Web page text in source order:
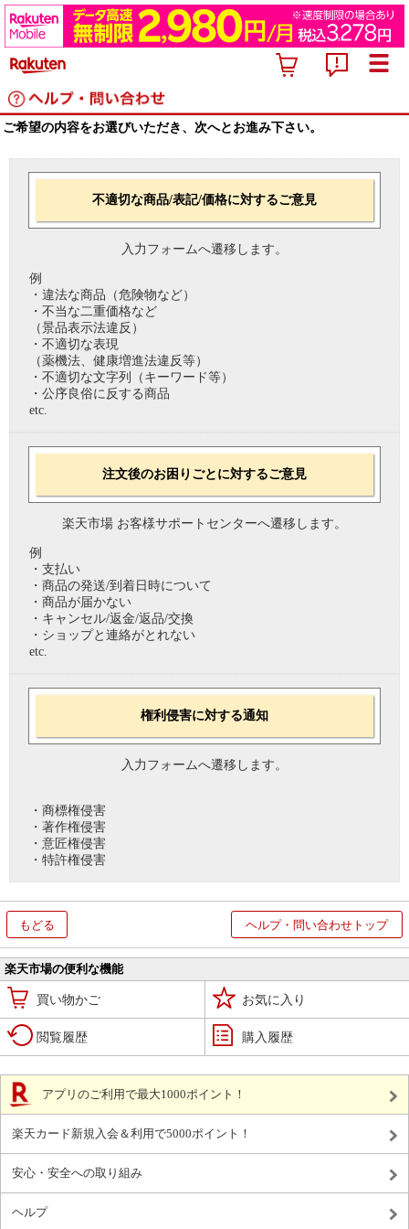
ご希望の内容をお選びいただき、次へとお進み下さい。
不適切な商品/表記/価格に対するご意見
入力フォームへ遷移します。
例
・違法な商品（危険物など）
・不当な二重価格など
（景品表示法違反）
・不適切な表現
（薬機法、健康増進法違反等）
・不適切な文字列（キーワード等）
・公序良俗に反する商品
etc.
注文後のお困りごとに対するご意見
楽天市場 お客様サポートセンターへ遷移します。
例
・支払い
・商品の発送/到着日時について
・商品が届かない
・キャンセル/返金/返品/交換
・ショップと連絡がとれない
etc.
権利侵害に対する通知
入力フォームへ遷移します。
・商標権侵害
・著作権侵害
・意匠権侵害
・特許権侵害
もどる ヘルプ・問い合わせトップ
楽天市場の便利な機能
買い物かご お気に入り
閲覧履歴 購入履歴
アプリのご利用で最大1000ポイント！
楽天カード新規入会＆利用で5000ポイント！
安心・安全への取り組み
ヘルプ